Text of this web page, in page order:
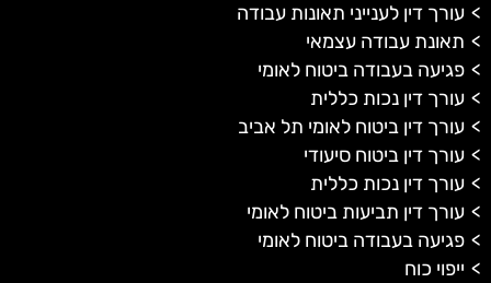
עורך דין לענייני תאונות עבודה
תאונת עבודה עצמאי
פגיעה בעבודה ביטוח לאומי
עורך דין נכות כללית
עורך דין ביטוח לאומי תל אביב
עורך דין ביטוח סיעודי
עורך דין נכות כללית
עורך דין תביעות ביטוח לאומי
פגיעה בעבודה ביטוח לאומי
ייפוי כוח